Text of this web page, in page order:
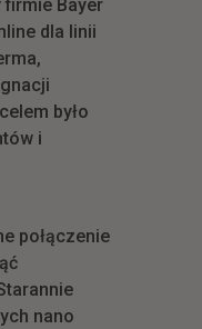
firmie Bayer
dla linii
było
i
połączenie
nano